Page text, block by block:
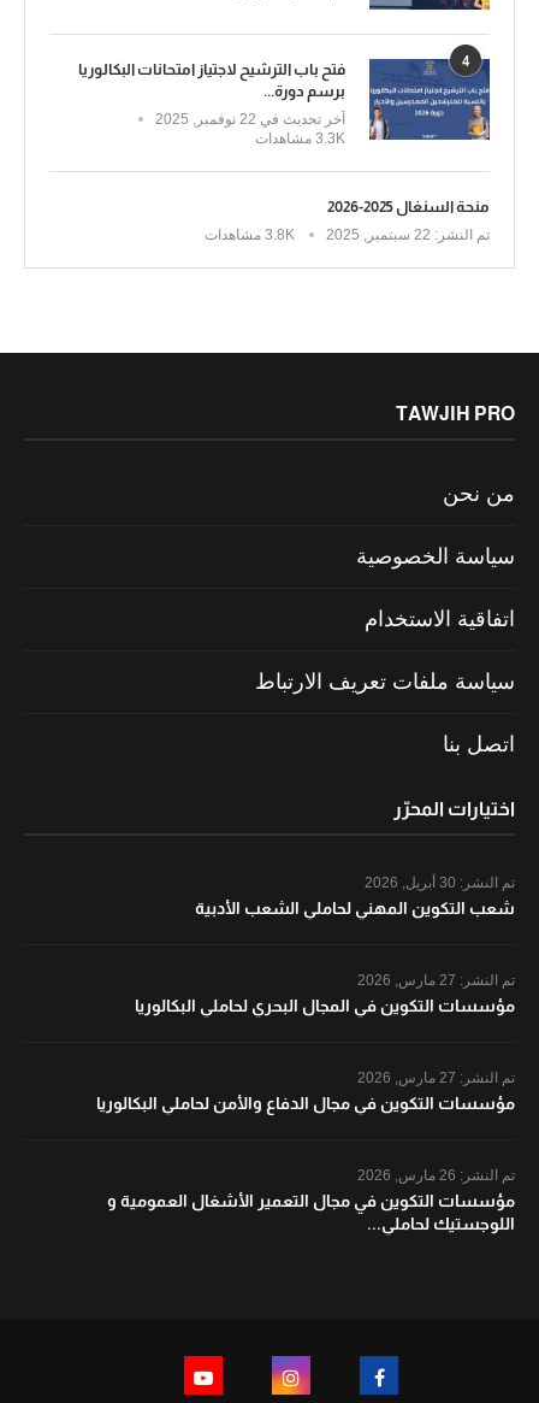
4
فتح باب الترشيح لاجتياز امتحانات البكالوريا
برسم دورة...
آخر تحديث في
3.3K مشاهدات
منحة السنغال 2025-2026
تم النشر: 3.8K مشاهدات
TAWJIH PRO
من نحن
سياسة الخصوصية
اتفاقية الاستخدام
سياسة ملفات تعريف الارتباط
اتصل بنا
اختيارات المحرّر
تم النشر:
شعب التكوين المهني لحاملي الشعب الأدبية
تم النشر:
مؤسسات التكوين في المجال البحري لحاملي البكالوريا
تم النشر:
مؤسسات التكوين في مجال الدفاع والأمن لحاملي البكالوريا
تم النشر:
مؤسسات التكوين في مجال التعمير الأشغال العمومية و
اللوجستيك لحاملي...